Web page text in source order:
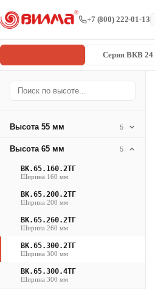
+7 (800) 222-01-13
Серия ВКВ 24
Высота 55 мм 5
Высота 65 мм 5
ВК.65.160.2ТГ
Ширина 160 мм
ВК.65.200.2ТГ
Ширина 200 мм
ВК.65.260.2ТГ
Ширина 260 мм
ВК.65.300.2ТГ
Ширина 300 мм
ВК.65.300.4ТГ
Ширина 300 мм